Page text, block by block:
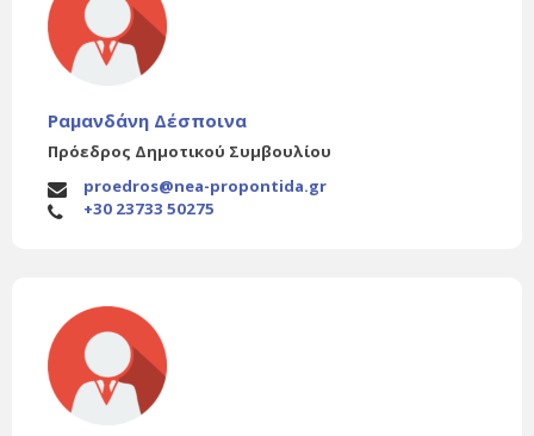
Ραμανδάνη Δέσποινα
Πρόεδρος Δημοτικού Συμβουλίου
proedros@nea-propontida.gr
+30 23733 50275